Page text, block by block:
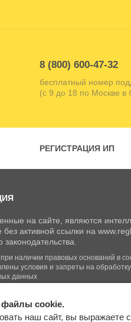
8 (800) 600-47-32
бесплатный номер
(с 9 до 18 по Москве в
РЕГИСТРАЦИЯ ИП
на сайте, являются
активной ссылки на
наличии правовых оснований в
условия и запреты на
данных
Входим в группу
cookie.
наш сайт, вы